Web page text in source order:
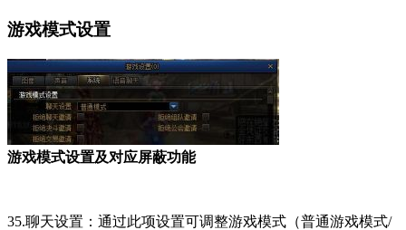
游戏模式设置
游戏模式设置及对应屏蔽功能
35.聊天设置：通过此项设置可调整游戏模式（普通游戏模式/